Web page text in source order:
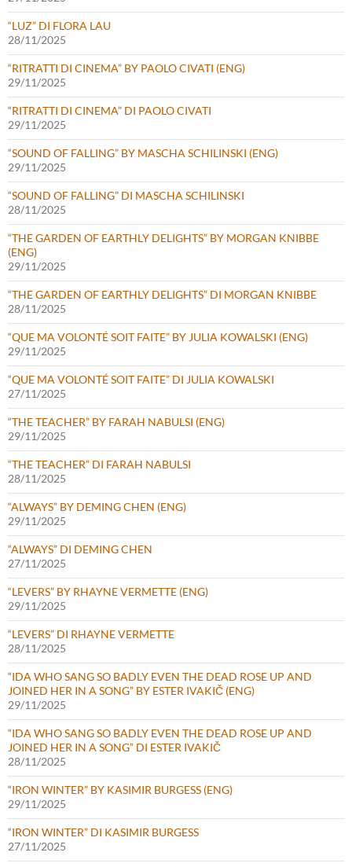
“LUZ” DI FLORA LAU
28/11/2025
“RITRATTI DI CINEMA” BY PAOLO CIVATI (ENG)
29/11/2025
“RITRATTI DI CINEMA” DI PAOLO CIVATI
29/11/2025
“SOUND OF FALLING” BY MASCHA SCHILINSKI (ENG)
29/11/2025
“SOUND OF FALLING” DI MASCHA SCHILINSKI
28/11/2025
“THE GARDEN OF EARTHLY DELIGHTS” BY MORGAN KNIBBE
(ENG)
29/11/2025
“THE GARDEN OF EARTHLY DELIGHTS” DI MORGAN KNIBBE
28/11/2025
“QUE MA VOLONTÉ SOIT FAITE” BY JULIA KOWALSKI (ENG)
29/11/2025
“QUE MA VOLONTÉ SOIT FAITE” DI JULIA KOWALSKI
27/11/2025
“THE TEACHER” BY FARAH NABULSI (ENG)
29/11/2025
“THE TEACHER” DI FARAH NABULSI
28/11/2025
“ALWAYS” BY DEMING CHEN (ENG)
29/11/2025
“ALWAYS” DI DEMING CHEN
27/11/2025
“LEVERS” BY RHAYNE VERMETTE (ENG)
29/11/2025
“LEVERS” DI RHAYNE VERMETTE
28/11/2025
“IDA WHO SANG SO BADLY EVEN THE DEAD ROSE UP AND
JOINED HER IN A SONG” BY ESTER IVAKIČ (ENG)
29/11/2025
“IDA WHO SANG SO BADLY EVEN THE DEAD ROSE UP AND
JOINED HER IN A SONG” DI ESTER IVAKIČ
28/11/2025
“IRON WINTER” BY KASIMIR BURGESS (ENG)
29/11/2025
“IRON WINTER” DI KASIMIR BURGESS
27/11/2025